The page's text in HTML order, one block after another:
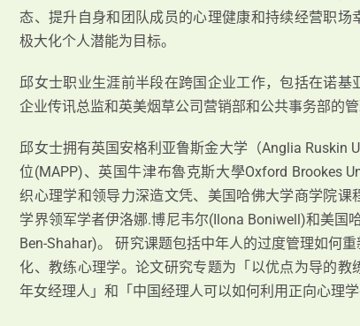
态、提升⾃身和团队成员的⼼理健康和持续经营职场
极⼤化个⼈潜能为⽬标。
邱女⼠职业⽣涯前半段在跨国企业⼯作，包括在诺基
企业传讯总监和英美烟草公司营销部和公共事务部的管
邱女⼠拥有英国安格利亚鲁斯⾦⼤学（Anglia Ruskin
位(MAPP)、英国⽜津布魯克斯⼤學Oxford Brookes
织⼼理学和领导⼒深造⽂凭、美国哈佛⼤学商学院课
学界领军学者伊洛娜.博尼⻙尔(Ilona Boniwell)和美国
Ben-Shahar)。 研究课题包括中年⼈的过度管理如何
化、教练⼼理学。论⽂研究专题为「以优点为导的教
年女经理⼈」和「中国经理⼈可以如何利⽤正向⼼理学